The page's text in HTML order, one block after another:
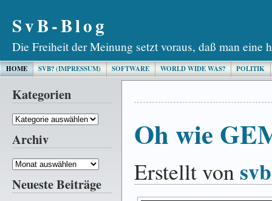
SvB-Blog
Die Freiheit der Meinung setzt voraus, daß man eine
HOME SVB? (IMPRESSUM) SOFTWARE WORLD WIDE WAS? POLITIK
Kategorien
Kategorien
Archiv
Archiv
Neueste Beiträge
Oh wie
Erstellt vonsvb